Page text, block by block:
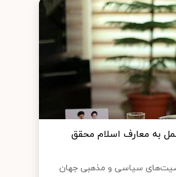
به معارف اسلام محقق
سیاسی و مذهبی جهان